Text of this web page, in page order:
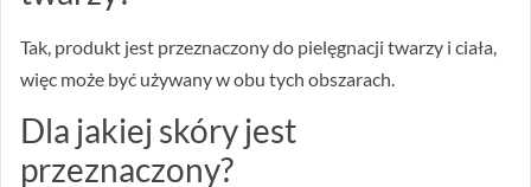
Tak, produkt jest przeznaczony do pielęgnacji twarzy i ciała,
więc może być używany w obu tych obszarach.
Dla jakiej skóry jest
przeznaczony?